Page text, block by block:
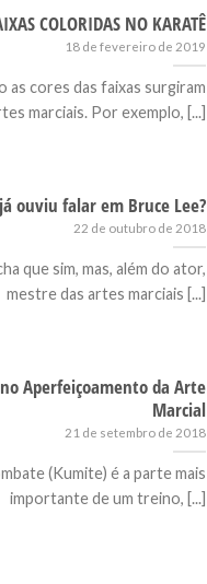
COLORIDAS NO KARATÊ
18 de fevereiro de 2019
as cores das faixas surgiram
marciais. Por exemplo, [...]
ouviu falar em Bruce Lee?
22 de outubro de 2018
que sim, mas, além do ator,
mestre das artes marciais [...]
Aperfeiçoamento da Arte
Marcial
21 de setembro de 2018
(Kumite) é a parte mais
importante de um treino, [...]